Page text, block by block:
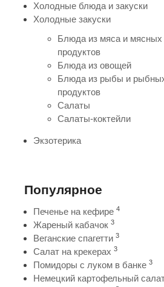
Холодные блюда и закуски
Холодные закуски
Блюда из мяса и мясных
продуктов
Блюда из овощей
Блюда из рыбы и рыбных
продуктов
Салаты
Салаты-коктейли
Экзотерика
Популярное
Печенье на кефире 4
Жареный кабачок 3
Веганские спагетти 3
Салат на крекерах 3
Помидоры с луком в банке 3
Немецкий картофельный